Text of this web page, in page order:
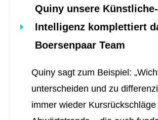
Quiny unsere Künstliche-
Intelligenz komplettiert
Boersenpaar Team
Quiny sagt zum Beispiel:
unterscheiden und zu
immer wieder Kursrückschläge